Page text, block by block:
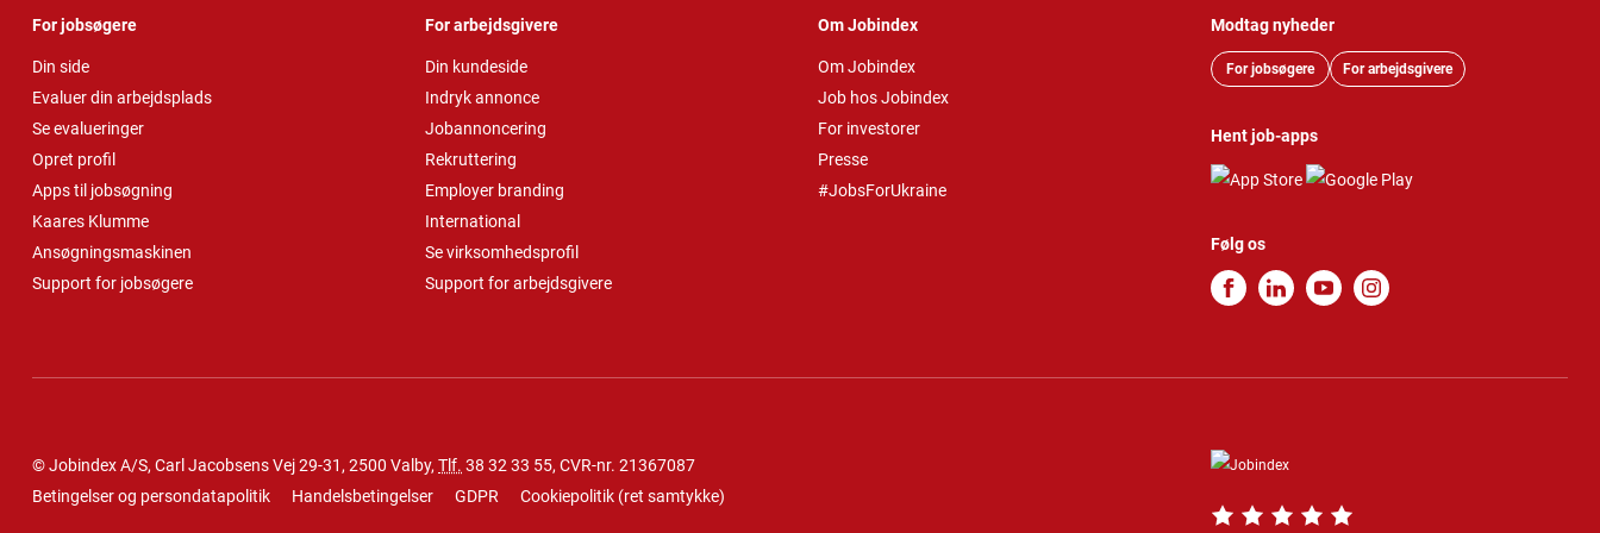
For jobsøgere
Din side
Evaluer din arbejdsplads
Se evalueringer
Opret profil
Apps til jobsøgning
Kaares Klumme
Ansøgningsmaskinen
Support for jobsøgere
For arbejdsgivere
Din kundeside
Indryk annonce
Jobannoncering
Rekruttering
Employer branding
International
Se virksomhedsprofil
Support for arbejdsgivere
Om Jobindex
Om Jobindex
Job hos Jobindex
For investorer
Presse
#JobsForUkraine
Modtag nyheder
For jobsøgere For arbejdsgivere
Hent job-apps
Følg os
© Jobindex A/S, Carl Jacobsens Vej 29-31, 2500 Valby, Tlf. 38 32 33 55, CVR-nr. 21367087
Betingelser og persondatapolitik
Handelsbetingelser GDPR Cookiepolitik (ret samtykke)